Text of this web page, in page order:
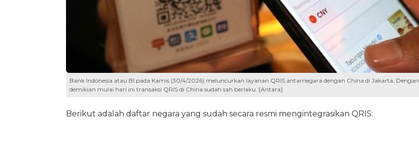
Bank Indonesia atau BI pada Kamis (30/4/2026) meluncurkan layanan QRIS antarnegara dengan China di Jakarta. Dengan
demikian mulai hari ini transaksi QRIS di China sudah sah berlaku. [Antara]
Berikut adalah daftar negara yang sudah secara resmi mengintegrasikan QRIS: